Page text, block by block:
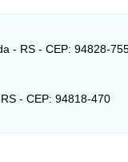
- RS - CEP: 94828-
- CEP: 94818-470